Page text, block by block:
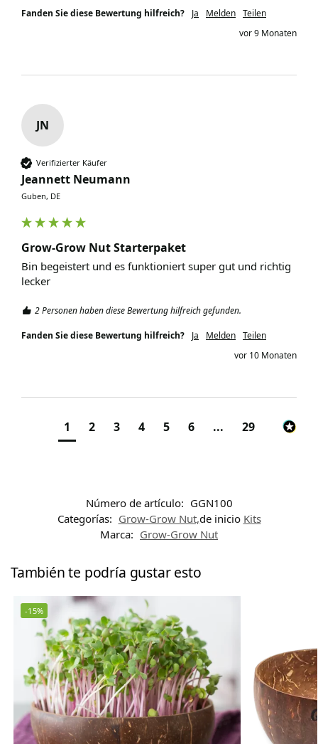
Fanden Sie diese Bewertung hilfreich? Ja Melden Teilen
vor 9 Monaten
JN
Verifizierter Käufer
Jeannett Neumann
Guben, DE
Grow-Grow Nut Starterpaket
Bin begeistert und es funktioniert super gut und richtig
lecker
2 Personen haben diese Bewertung hilfreich gefunden.
Fanden Sie diese Bewertung hilfreich? Ja Melden Teilen
vor 10 Monaten
1 2 3 4 5 6 ... 29
Número de artículo: GGN100
Categorías: Grow-Grow Nut,de inicio Kits
Marca: Grow-Grow Nut
También te podría gustar esto
-15%